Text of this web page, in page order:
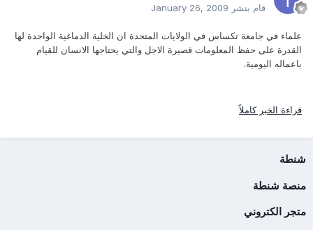
قام بنشر January 26, 2009
علماء في جامعة تكساس في الولايات المتحدة ان الخلية الدماغية الواحدة لها
القدرة على حفظ المعلومات قصيرة الاجل والتي يحتاجها الانسان للقيام
باعماله اليومية.
قراءة الخبر كاملاً
شنطة
منصة شنطة
متجر الكتروني